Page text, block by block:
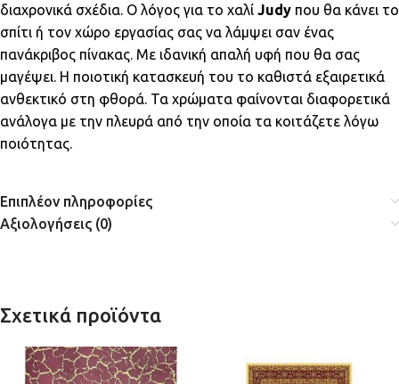
διαχρονικά σχέδια. Ο λόγος για το χαλί Judy που θα κάνει το
σπίτι ή τον χώρο εργασίας σας να λάμψει σαν ένας
πανάκριβος πίνακας. Με ιδανική απαλή υφή που θα σας
μαγέψει. Η ποιοτική κατασκευή του το καθιστά εξαιρετικά
ανθεκτικό στη φθορά. Τα χρώματα φαίνονται διαφορετικά
ανάλογα με την πλευρά από την οποία τα κοιτάζετε λόγω
ποιότητας.
Επιπλέον πληροφορίες
Αξιολογήσεις (0)
Σχετικά προϊόντα